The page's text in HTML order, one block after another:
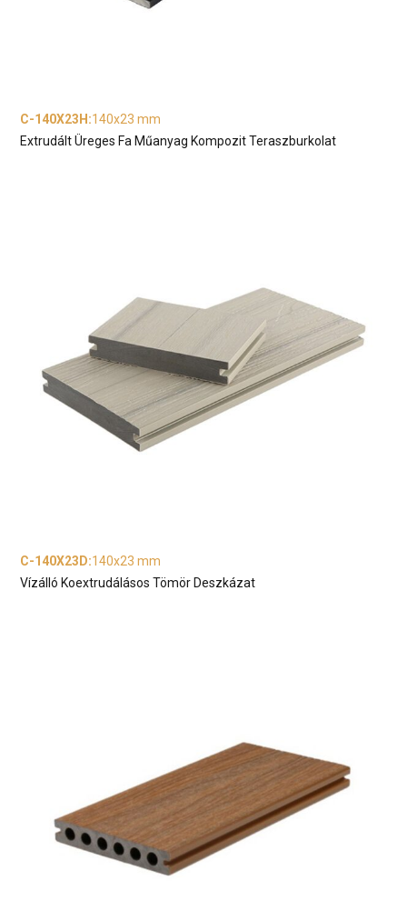
C-140X23H :140x23 mm
Extrudált Üreges Fa Műanyag Kompozit Teraszburkolat
C-140X23D:140x23 mm
Vízálló Koextrudálásos Tömör Deszkázat